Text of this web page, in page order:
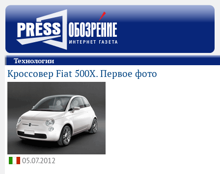
Технологии
Кроссовер Fiat 500X. Первое фото
05.07.2012